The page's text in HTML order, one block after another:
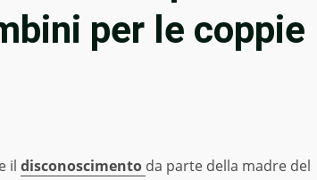
per le coppie
il disconoscimento da parte della madre del